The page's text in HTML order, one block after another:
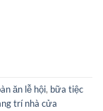
ăn lễ hội, bữa tiệc
trí nhà cửa